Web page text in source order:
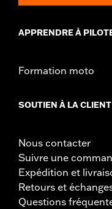
APPRENDRE À
Formation moto
SOUTIEN À LA
Nous contacter
Suivre une
Expédition et
Retours et
Questions